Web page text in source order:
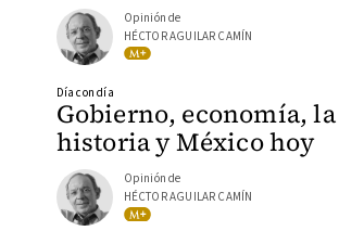
Opinión de
HÉCTOR AGUILAR CAMÍN
Gobierno, economía, la
historia y México hoy
Día con día
Opinión de
HÉCTOR AGUILAR CAMÍN